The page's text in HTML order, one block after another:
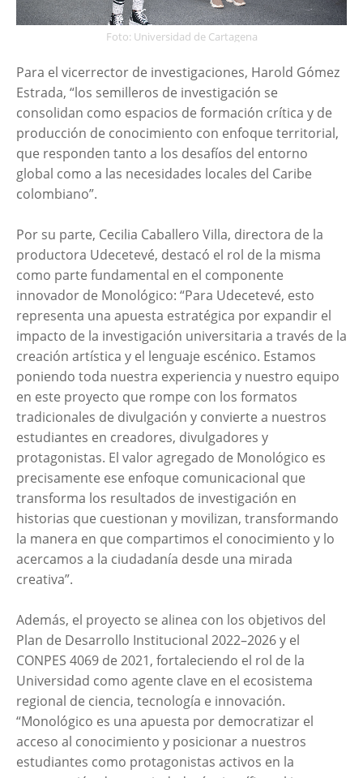
Foto: Universidad de Cartagena
Para el vicerrector de investigaciones, Harold Gómez
Estrada, “los semilleros de investigación se
consolidan como espacios de formación crítica y de
producción de conocimiento con enfoque territorial,
que responden tanto a los desafíos del entorno
global como a las necesidades locales del Caribe
colombiano”.
Por su parte, Cecilia Caballero Villa, directora de la
productora Udecetevé, destacó el rol de la misma
como parte fundamental en el componente
innovador de Monológico: “Para Udecetevé, esto
representa una apuesta estratégica por expandir el
impacto de la investigación universitaria a través de la
creación artística y el lenguaje escénico. Estamos
poniendo toda nuestra experiencia y nuestro equipo
en este proyecto que rompe con los formatos
tradicionales de divulgación y convierte a nuestros
estudiantes en creadores, divulgadores y
protagonistas. El valor agregado de Monológico es
precisamente ese enfoque comunicacional que
transforma los resultados de investigación en
historias que cuestionan y movilizan, transformando
la manera en que compartimos el conocimiento y lo
acercamos a la ciudadanía desde una mirada
creativa”.
Además, el proyecto se alinea con los objetivos del
Plan de Desarrollo Institucional 2022–2026 y el
CONPES 4069 de 2021, fortaleciendo el rol de la
Universidad como agente clave en el ecosistema
regional de ciencia, tecnología e innovación.
“Monológico es una apuesta por democratizar el
acceso al conocimiento y posicionar a nuestros
estudiantes como protagonistas activos en la